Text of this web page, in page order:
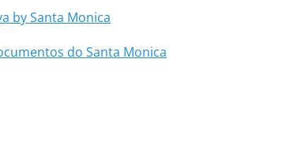
by Santa Monica
do Santa Monica